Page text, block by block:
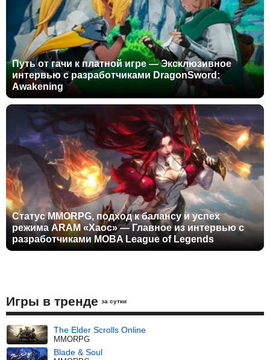
Путь от гачи к платной игре — Эксклюзивное
интервью с разработчиками DragonSword:
Awakening
Статус MMORPG, подход к балансу и успех
режима ARAM «Хаос» — Главное из интервью с
разработчиками MOBA League of Legends
Игры в тренде за сутки
The Elder Scrolls Online
MMORPG
Blade & Soul